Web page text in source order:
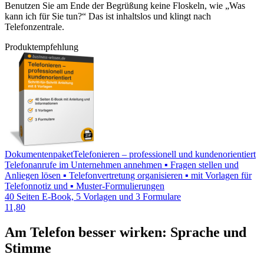
Benutzen Sie am Ende der Begrüßung keine Floskeln, wie „Was
kann ich für Sie tun?“ Das ist inhaltslos und klingt nach
Telefonzentrale.
Produktempfehlung
DokumentenpaketTelefonieren – professionell und kundenorientiert
Telefonanrufe im Unternehmen annehmen ▪ Fragen stellen und
Anliegen lösen ▪ Telefonvertretung organisieren ▪ mit Vorlagen für
Telefonnotiz und ▪ Muster-Formulierungen
40 Seiten E-Book, 5 Vorlagen und 3 Formulare
11,80
Am Telefon besser wirken: Sprache und
Stimme